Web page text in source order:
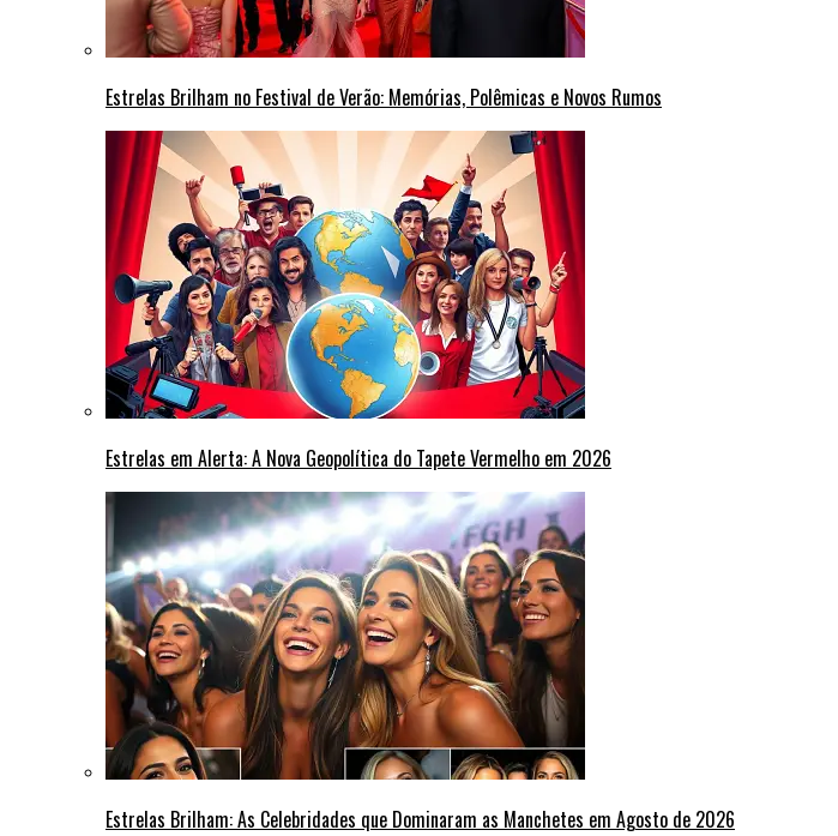
Estrelas Brilham no Festival de Verão: Memórias, Polêmicas e Novos Rumos
Estrelas em Alerta: A Nova Geopolítica do Tapete Vermelho em 2026
Estrelas Brilham: As Celebridades que Dominaram as Manchetes em Agosto de 2026